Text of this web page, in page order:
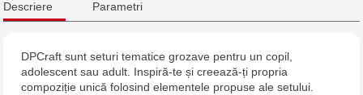
Descriere Parametri
DPCraft sunt seturi tematice grozave pentru un copil,
adolescent sau adult. Inspiră-te și creează-ți propria
compoziție unică folosind elementele propuse ale setului.